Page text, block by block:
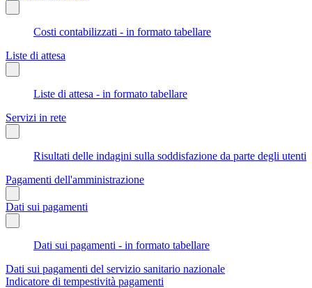
Costi contabilizzati - in formato tabellare
Liste di attesa
Liste di attesa - in formato tabellare
Servizi in rete
Risultati delle indagini sulla soddisfazione da parte degli utenti
Pagamenti dell'amministrazione
Dati sui pagamenti
Dati sui pagamenti - in formato tabellare
Dati sui pagamenti del servizio sanitario nazionale
Indicatore di tempestività pagamenti